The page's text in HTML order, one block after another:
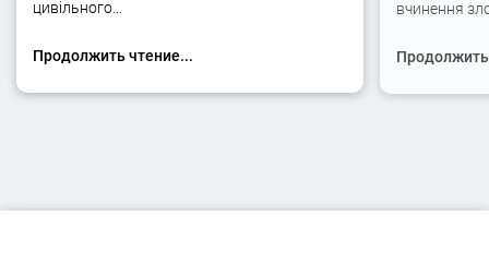
цивільного…
Продолжить чтение...
вчинення